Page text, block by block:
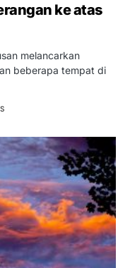
ke atas
melancarkan
beberapa tempat di